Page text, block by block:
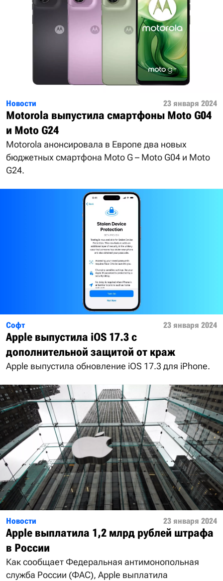
Новости 23 января 2024
Motorola выпустила смартфоны Moto G04
и Moto G24
Motorola анонсировала в Европе два новых
бюджетных смартфона Moto G – Moto G04 и Moto
G24.
Софт 23 января 2024
Apple выпустила iOS 17.3 с
дополнительной защитой от краж
Apple выпустила обновление iOS 17.3 для iPhone.
Новости 23 января 2024
Apple выплатила 1,2 млрд рублей штрафа
в России
Как сообщает Федеральная антимонопольная
служба России (ФАС), Apple выплатила